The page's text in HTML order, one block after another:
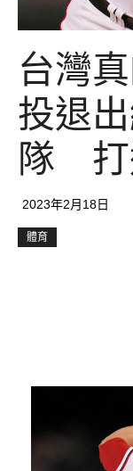
台灣
投退
隊 打
2023年2月18日
體育